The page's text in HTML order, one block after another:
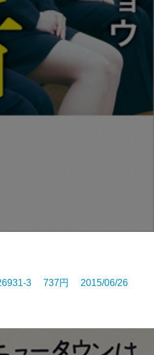
3 737円 2015/06/26